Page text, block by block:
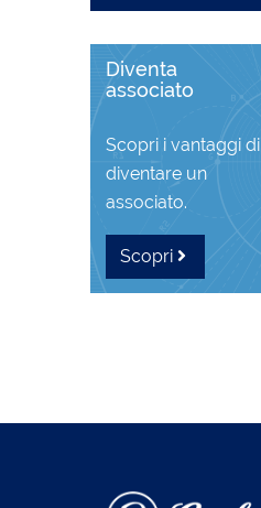
Diventa
associato
Scopri i vantaggi di
diventare un
associato.
Scopri